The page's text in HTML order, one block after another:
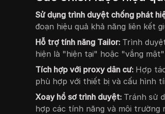
Sử dụng trình duyệt chống phát
đoạn hiệu quả khả năng liên kết
Hỗ trợ tính năng Tailor: Trình
hiện là "hiện tại" hoặc "vắng
Tích hợp với proxy dân cư: Hợp
phù hợp với thiết bị và cấu hình
Xoay hồ sơ trình duyệt: Tránh sử
hợp các tính năng và môi trường